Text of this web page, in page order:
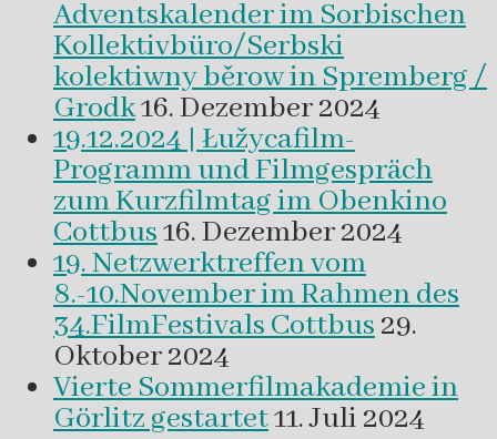
Adventskalender im Sorbischen
Kollektivbüro/Serbski
kolektiwny běrow in Spremberg /
Grodk16. Dezember 2024
19.12.2024 | Łužycafilm-
Programm und Filmgespräch
zum Kurzfilmtag im Obenkino
Cottbus16. Dezember 2024
19. Netzwerktreffen vom
8.-10.November im Rahmen des
34.FilmFestivals Cottbus29.
Oktober 2024
Vierte Sommerfilmakademie in
Görlitz gestartet11. Juli 2024